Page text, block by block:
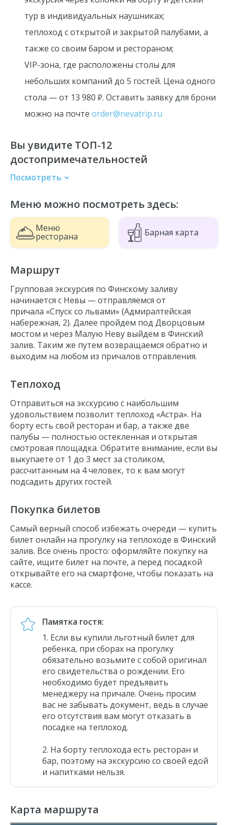
тур в индивидуальных наушниках;
теплоход с открытой и закрытой палубами, а
также со своим баром и рестораном;
VIP-зона, где расположены столы для
небольших компаний до 5 гостей. Цена одного
стола — от 13 980 ₽. Оставить заявку для брони
можно на почте order@nevatrip.ru
Вы увидите ТОП-12
достопримечательностей
Посмотреть
Эрмитаж
Стрелка Васильевского острова
Петропавловская крепость
Летний сад
Исаакиевский собор
Кунсткамера
Мраморный дворец
Финский залив
Лахта Центр
Зенит Арена
Меню можно посмотреть здесь:
Меню
ресторана Барная карта
Маршрут
Групповая экскурсия по Финскому заливу
начинается с Невы —отправляемся от
причала «Спуск со львами» (Адмиралтейская
набережная, 2). Далее пройдем под Дворцовым
мостом и через Малую Неву выйдем в Финский
залив. Таким же путем возвращаемся обратно и
выходим на любом из причалов отправления.
Теплоход
Отправиться на экскурсию с наибольшим
удовольствием позволит теплоход «Астра». На
борту есть свой ресторан и бар, а также две
палубы — полностью остекленная и открытая
смотровая площадка. Обратите внимание, если вы
выкупаете от 1 до 3 мест за столиком,
рассчитанным на 4 человек, то к вам могут
подсадить других гостей.
Покупка билетов
Самый верный способ избежать очереди — купить
билет онлайн на прогулку на теплоходе в Финский
залив. Все очень просто: оформляйте покупку на
сайте, ищите билет на почте, а перед посадкой
открывайте его на смартфоне, чтобы показать на
кассе.
Памятка гостя:
Если вы купили льготный билет для
ребенка, при сборах на прогулку
обязательно возьмите с собой оригинал
его свидетельства о рождении. Его
необходимо будет предъявить
менеджеру на причале. Очень просим
вас не забывать документ, ведь в случае
его отсутствия вам могут отказать в
посадке на теплоход.
На борту теплохода есть ресторан и
бар, поэтому на экскурсию со своей едой
и напитками нельзя.
Карта маршрута